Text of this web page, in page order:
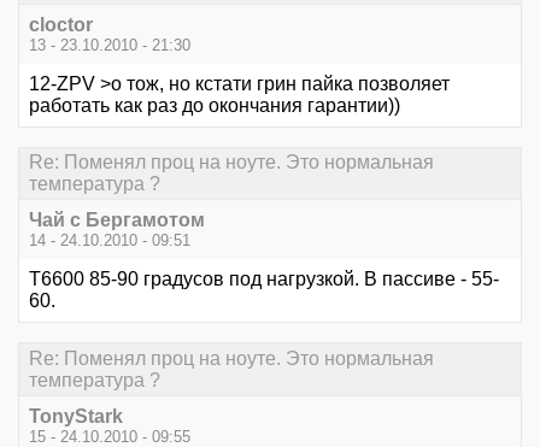
cloctor
13 - 23.10.2010 - 21:30
12-ZPV >о тож, но кстати грин пайка позволяет
работать как раз до окончания гарантии))
Re: Поменял проц на ноуте. Это нормальная
температура ?
Чай с Бергамотом
14 - 24.10.2010 - 09:51
T6600 85-90 градусов под нагрузкой. В пассиве - 55-
60.
Re: Поменял проц на ноуте. Это нормальная
температура ?
TonyStark
15 - 24.10.2010 - 09:55